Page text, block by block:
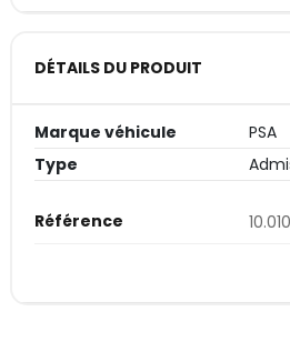
DÉTAILS DU PRODUIT
Marque véhicule
PSA
Type
Référence